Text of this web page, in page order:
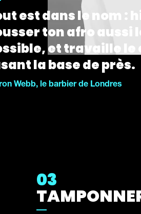
est dans le nom :
ton afro aussi
et travaille le
la base de près.
Webb, le barbier de Londres
03